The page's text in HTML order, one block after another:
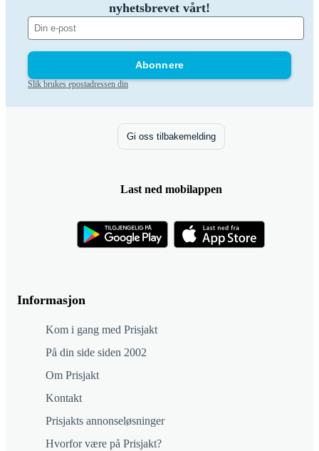
nyhetsbrevet vårt!
Abonnere
Slik brukes epostadressen din
Informasjon
Kom i gang med Prisjakt
På din side siden 2002
Om Prisjakt
Kontakt
Prisjakts annonseløsninger
Hvorfor være på Prisjakt?
Gi oss tilbakemelding
Last ned mobilappen